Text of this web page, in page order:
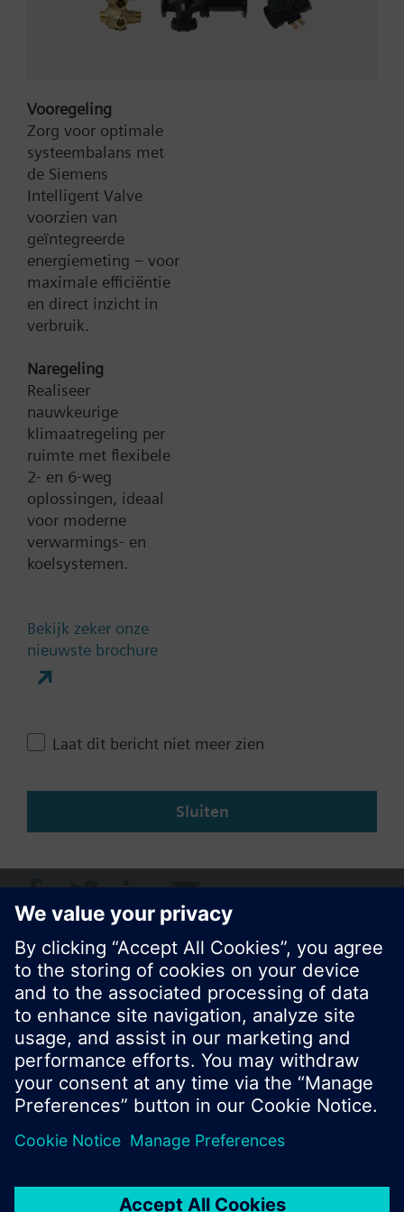
Radiator valves for 2-pipe heating systems for room
Aanvullende informatie
The valves can be combined with Siemens
actuators and radiator controllers
SSA.../STA../RT../REH..
Meer
Type:
Artikel-Nr.:
Garantie:
Documenten
Technische samenvatting
Compatible products
Vooregeling
Zorg voor optimale
systeembalans met
de Siemens
Intelligent Valve
voorzien van
geïntegreerde
energiemeting – voor
maximale efficiëntie
en direct inzicht in
verbruik.
Naregeling
Realiseer
nauwkeurige
klimaatregeling per
ruimte met flexibele
2- en 6-weg
oplossingen, ideaal
voor moderne
verwarmings- en
koelsystemen.
Bekijk zeker onze
nieuwste brochure
Laat dit bericht niet meer zien
Sluiten
Contact
Deze pagina delen
© Siemens Nederland N.V. 2017
Productportfolio en prijzen kunnen variëren per
Gebruikershandleiding